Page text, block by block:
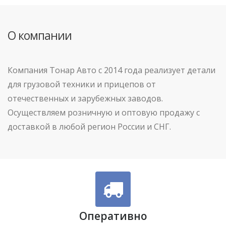
О компании
Компания Тонар Авто с 2014 года реализует детали
для грузовой техники и прицепов от
отечественных и зарубежных заводов.
Осуществляем розничную и оптовую продажу с
доставкой в любой регион России и СНГ.
Оперативно